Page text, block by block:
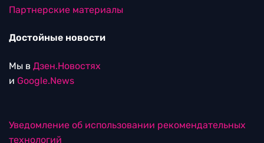
Партнерские материалы
Достойные новости
Мы в Дзен.Новостях
и Google.News
Уведомление об использовании рекомендательных
технологий